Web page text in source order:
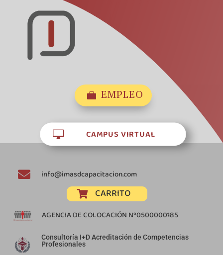
 EMPLEO
 CAMPUS VIRTUAL
 info@imasdcapacitacion.com
 CARRITO
AGENCIA DE COLOCACIÓN Nº0500000185
Consultoría I+D Acreditación de Competencias
Profesionales